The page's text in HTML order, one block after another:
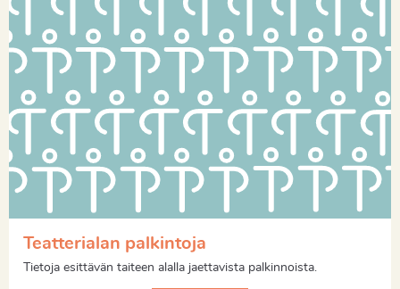
Teatterialan palkintoja
Tietoja esittävän taiteen alalla jaettavista palkinnoista.